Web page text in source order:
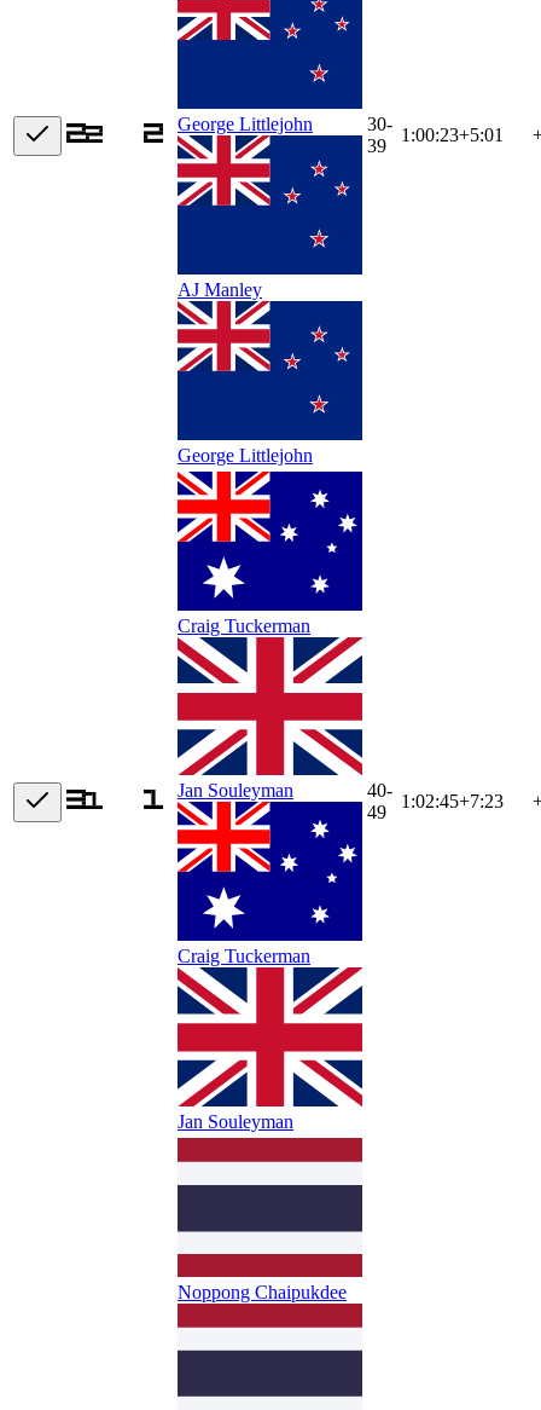
George Littlejohn
AJ Manley
George Littlejohn
30-
39
1:00:23+5:01
Craig Tuckerman
Jan Souleyman
Craig Tuckerman
Jan Souleyman
40-
49
1:02:45+7:23
Noppong Chaipukdee